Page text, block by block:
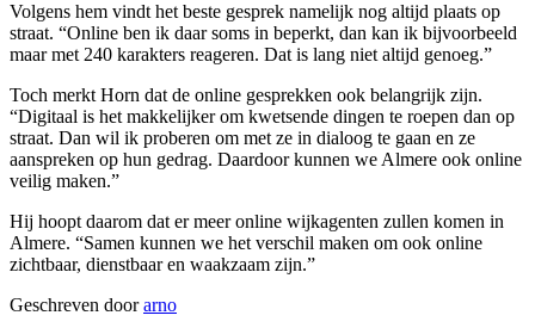
Volgens hem vindt het beste gesprek namelijk nog altijd plaats op
straat. “Online ben ik daar soms in beperkt, dan kan ik bijvoorbeeld
maar met 240 karakters reageren. Dat is lang niet altijd genoeg.”
Toch merkt Horn dat de online gesprekken ook belangrijk zijn.
“Digitaal is het makkelijker om kwetsende dingen te roepen dan op
straat. Dan wil ik proberen om met ze in dialoog te gaan en ze
aanspreken op hun gedrag. Daardoor kunnen we Almere ook online
veilig maken.”
Hij hoopt daarom dat er meer online wijkagenten zullen komen in
Almere. “Samen kunnen we het verschil maken om ook online
zichtbaar, dienstbaar en waakzaam zijn.”
Geschreven doorarno